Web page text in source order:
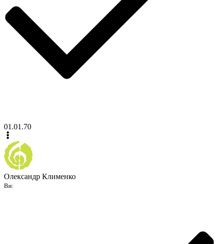
01.01.70
Олександр Клименко
Ви: